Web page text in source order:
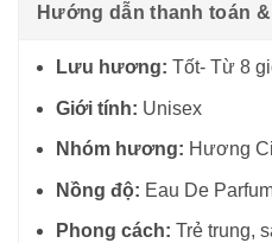
Hướng dẫn thanh toán
Lưu hương: Tốt- Từ 8
Giới tính: Unisex
Nhóm hương: Hương
Nồng độ: Eau De
Phong cách: Trẻ trung,